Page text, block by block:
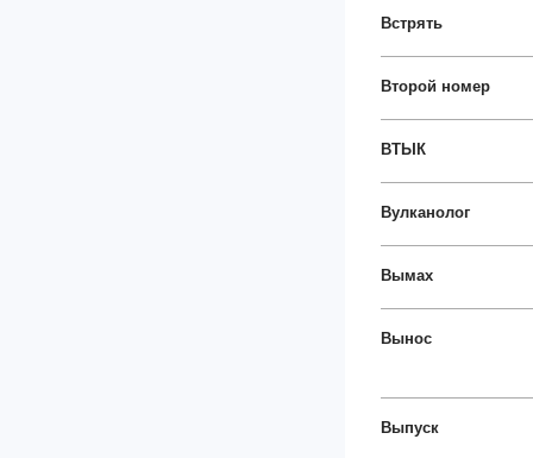
Встрять
Второй номер
ВТЫК
Вулканолог
Вымах
Вынос
Выпуск